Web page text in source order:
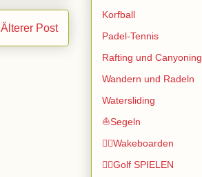
Älterer Post
Korfball
Padel-Tennis
Rafting und Canyoning
Wandern und Radeln
Watersliding
⛵Segeln
🏄🏽Wakeboarden
🏌️‍♂️Golf SPIELEN